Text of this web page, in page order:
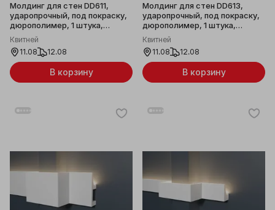
Молдинг для стен DD611,
ударопрочный, под покраску,
дюрополимер, 1 штука,
30х20x2000мм
Квитней
11.08
12.08
В корзину
Молдинг для стен DD613,
ударопрочный, под покраску,
дюрополимер, 1 штука,
50х30x2000мм
Квитней
11.08
12.08
В корзину